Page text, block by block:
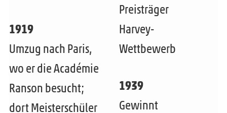
1919
Umzug nach Paris,
wo er die Académie
Ranson besucht;
dort Meisterschüler
Preisträger
Harvey-
Wettbewerb
1939
Gewinnt